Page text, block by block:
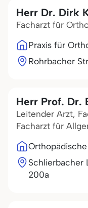
Herr Dr. Dirk
Facharzt für
Praxis für
Rohrbacher
Herr Prof. Dr.
Leitender Arzt,
Facharzt für
Schlierbacher
200a